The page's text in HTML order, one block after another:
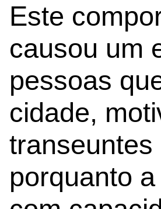
Este
causou um
pessoas
cidade,
porquanto